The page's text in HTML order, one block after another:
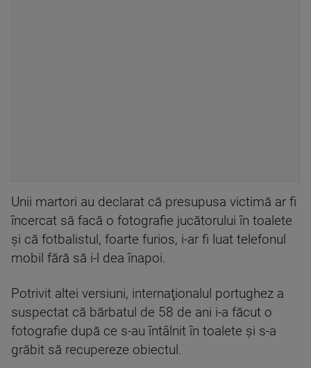
Unii martori au declarat că presupusa victimă ar fi
încercat să facă o fotografie jucătorului în toalete
şi că fotbalistul, foarte furios, i-ar fi luat telefonul
mobil fără să i-l dea înapoi.
Potrivit altei versiuni, internaţionalul portughez a
suspectat că bărbatul de 58 de ani i-a făcut o
fotografie după ce s-au întâlnit în toalete şi s-a
grăbit să recupereze obiectul.